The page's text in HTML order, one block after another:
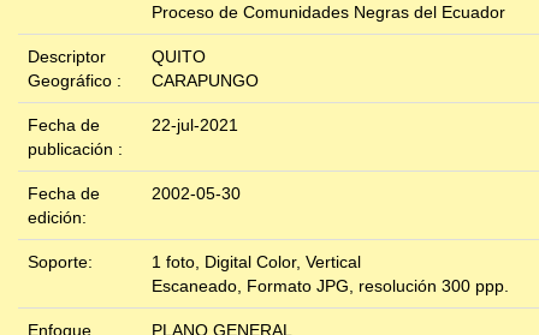
Proceso de Comunidades Negras del Ecuador
Descriptor
Geográfico :
QUITO
CARAPUNGO
Fecha de
publicación :
22-jul-2021
Fecha de
edición:
2002-05-30
Soporte:
1 foto, Digital Color, Vertical
Escaneado, Formato JPG, resolución 300 ppp.
Enfoque
PLANO GENERAL